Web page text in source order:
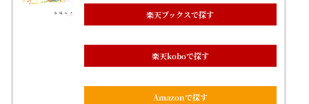
楽天ブックスで探す
楽天koboで探す
Amazonで探す